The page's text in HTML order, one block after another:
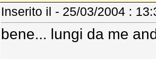
Inserito il - 25/03/2004 :
bene... lungi da me